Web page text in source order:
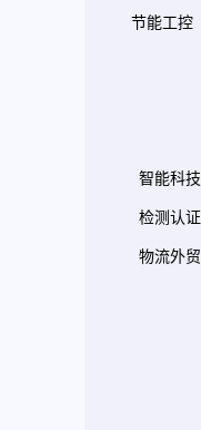
节能工控
智能科技
检测认证
物流外贸